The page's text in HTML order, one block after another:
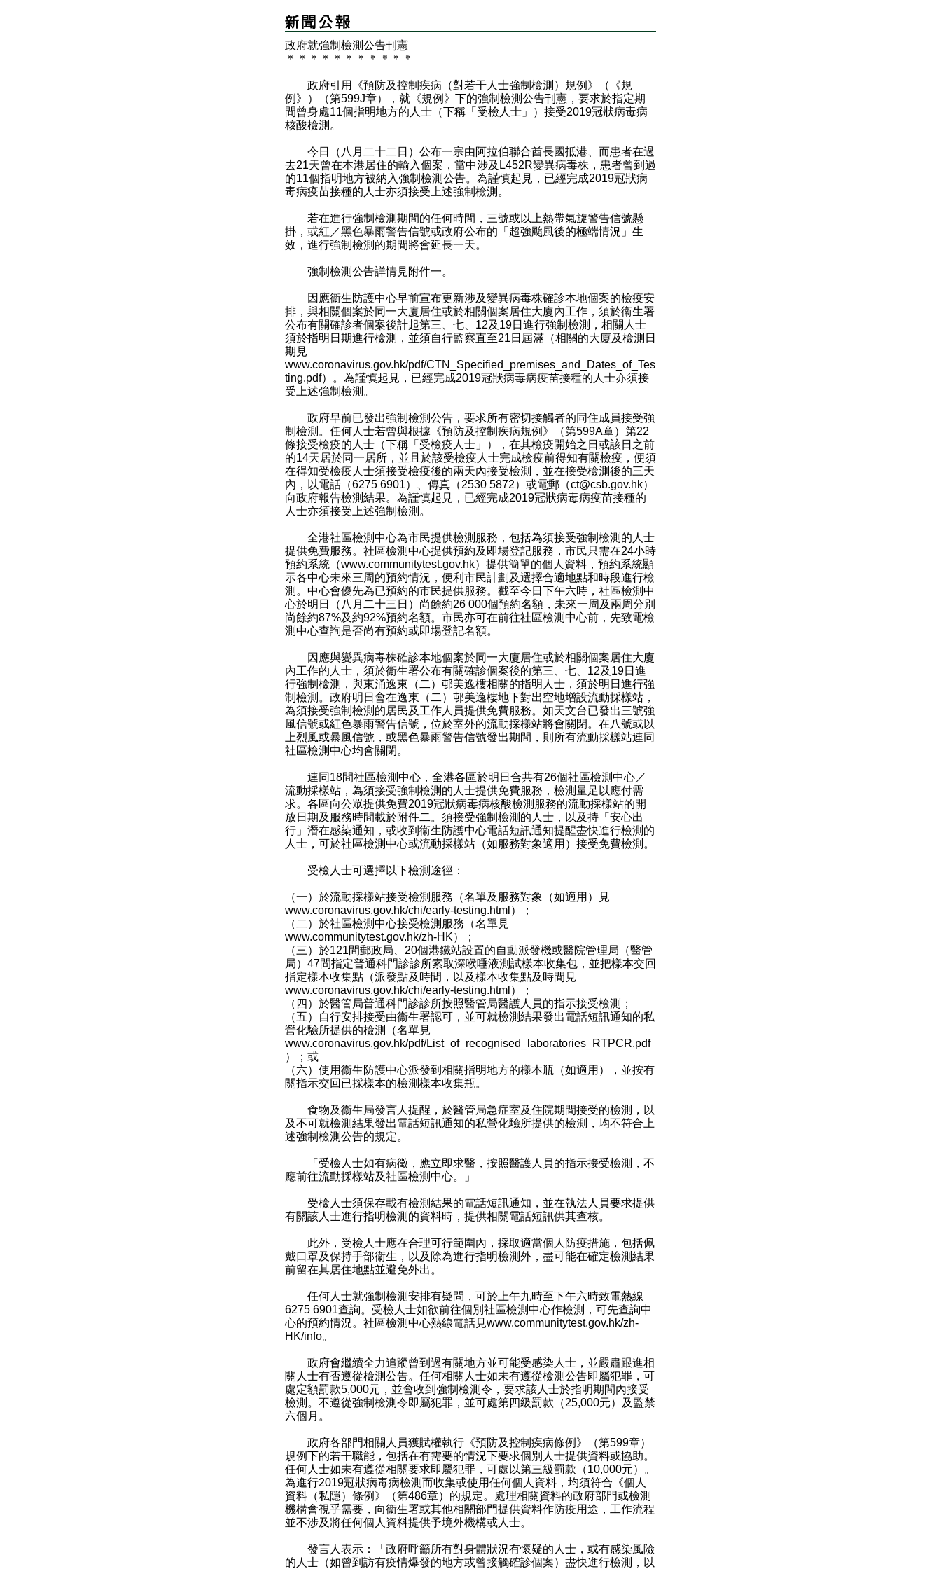
政府就強制檢測公告刊憲
＊
＊ ＊ ＊ ＊ ＊ ＊ ＊ ＊ ＊ ＊
​政府引用《預防及控制疾病（對若干人士強制檢測）規例》（《規
例》）（第599J章），就《規例》下的強制檢測公告刊憲，要求於指定期
間曾身處11個指明地方的人士（下稱「受檢人士」）接受2019冠狀病毒病
核酸檢測。
今日（八月二十二日）公布一宗由阿拉伯聯合酋長國抵港、而患者在過
去21天曾在本港居住的輸入個案，當中涉及L452R變異病毒株，患者曾到過
的11個指明地方被納入強制檢測公告。為謹慎起見，已經完成2019冠狀病
毒病疫苗接種的人士亦須接受上述強制檢測。
若在進行強制檢測期間的任何時間，三號或以上熱帶氣旋警告信號懸
掛，或紅／黑色暴雨警告信號或政府公布的「超強颱風後的極端情況」生
效，進行強制檢測的期間將會延長一天。
強制檢測公告詳情見附件一。
因應衞生防護中心早前宣布更新涉及變異病毒株確診本地個案的檢疫安
排，與相關個案於同一大廈居住或於相關個案居住大廈內工作，須於衞生署
公布有關確診者個案後計起第三、七、12及19日進行強制檢測，相關人士
須於指明日期進行檢測，並須自行監察直至21日屆滿（相關的大廈及檢測日
期見
www.coronavirus.gov.hk/pdf/CTN_Specified_premises_and_Dates_of_Tes
ting.pdf）。為謹慎起見，已經完成2019冠狀病毒病疫苗接種的人士亦須接
受上述強制檢測。
政府早前已發出強制檢測公告，要求所有密切接觸者的同住成員接受強
制檢測。任何人士若曾與根據《預防及控制疾病規例》（第599A章）第22
條接受檢疫的人士（下稱「受檢疫人士」），在其檢疫開始之日或該日之前
的14天居於同一居所，並且於該受檢疫人士完成檢疫前得知有關檢疫，便須
在得知受檢疫人士須接受檢疫後的兩天內接受檢測，並在接受檢測後的三天
內，以電話（6275 6901）、傳真（2530 5872）或電郵（ct@csb.gov.hk）
向政府報告檢測結果。為謹慎起見，已經完成2019冠狀病毒病疫苗接種的
人士亦須接受上述強制檢測。
全港社區檢測中心為市民提供檢測服務，包括為須接受強制檢測的人士
提供免費服務。社區檢測中心提供預約及即場登記服務，市民只需在24小時
預約系統（www.communitytest.gov.hk）提供簡單的個人資料，預約系統顯
示各中心未來三周的預約情況，便利市民計劃及選擇合適地點和時段進行檢
測。中心會優先為已預約的市民提供服務。截至今日下午六時，社區檢測中
心於明日（八月二十三日）尚餘約26 000個預約名額，未來一周及兩周分別
尚餘約87%及約92%預約名額。市民亦可在前往社區檢測中心前，先致電檢
測中心查詢是否尚有預約或即場登記名額。
因應與變異病毒株確診本地個案於同一大廈居住或於相關個案居住大廈
內工作的人士，須於衞生署公布有關確診個案後的第三、七、12及19日進
行強制檢測，與東涌逸東（二）邨美逸樓相關的指明人士，須於明日進行強
制檢測。政府明日會在逸東（二）邨美逸樓地下對出空地增設流動採樣站，
為須接受強制檢測的居民及工作人員提供免費服務。如天文台已發出三號強
風信號或紅色暴雨警告信號，位於室外的流動採樣站將會關閉。在八號或以
上烈風或暴風信號，或黑色暴雨警告信號發出期間，則所有流動採樣站連同
社區檢測中心均會關閉。
連同18間社區檢測中心，全港各區於明日合共有26個社區檢測中心／
流動採樣站，為須接受強制檢測的人士提供免費服務，檢測量足以應付需
求。各區向公眾提供免費2019冠狀病毒病核酸檢測服務的流動採樣站的開
放日期及服務時間載於附件二。須接受強制檢測的人士，以及持「安心出
行」潛在感染通知，或收到衞生防護中心電話短訊通知提醒盡快進行檢測的
人士，可於社區檢測中心或流動採樣站（如服務對象適用）接受免費檢測。
受檢人士可選擇以下檢測途徑：
（一）於流動採樣站接受檢測服務（名單及服務對象（如適用）見
www.coronavirus.gov.hk/chi/early-testing.html ）；
（二）於社區檢測中心接受檢測服務（名單見
www.communitytest.gov.hk/zh-HK）；
（三）於121間郵政局、20個港鐵站設置的自動派發機或醫院管理局（醫管
局）47間指定普通科門診診所索取深喉唾液測試樣本收集包，並把樣本交回
指定樣本收集點（派發點及時間，以及樣本收集點及時間見
www.coronavirus.gov.hk/chi/early-testing.html ）；
（四）於醫管局普通科門診診所按照醫管局醫護人員的指示接受檢測；
（五）自行安排接受由衞生署認可，並可就檢測結果發出電話短訊通知的私
營化驗所提供的檢測（名單見
www.coronavirus.gov.hk/pdf/List_of_recognised_laboratories_RTPCR.pdf
）；或
（六）使用衞生防護中心派發到相關指明地方的樣本瓶（如適用），並按有
關指示交回已採樣本的檢測樣本收集瓶。
食物及衞生局發言人提醒，於醫管局急症室及住院期間接受的檢測，以
及不可就檢測結果發出電話短訊通知的私營化驗所提供的檢測，均不符合上
述強制檢測公告的規定。
「受檢人士如有病徵，應立即求醫，按照醫護人員的指示接受檢測，不
應前往流動採樣站及社區檢測中心。」
受檢人士須保存載有檢測結果的電話短訊通知，並在執法人員要求提供
有關該人士進行指明檢測的資料時，提供相關電話短訊供其查核。
此外，受檢人士應在合理可行範圍內，採取適當個人防疫措施，包括佩
戴口罩及保持手部衞生，以及除為進行指明檢測外，盡可能在確定檢測結果
前留在其居住地點並避免外出。
任何人士就強制檢測安排有疑問，可於上午九時至下午六時致電熱線
6275 6901查詢。受檢人士如欲前往個別社區檢測中心作檢測，可先查詢中
心的預約情況。社區檢測中心熱線電話見www.communitytest.gov.hk/zh-
HK/info。
政府會繼續全力追蹤曾到過有關地方並可能受感染人士，並嚴肅跟進相
關人士有否遵從檢測公告。任何相關人士如未有遵從檢測公告即屬犯罪，可
處定額罰款5,000元，並會收到強制檢測令，要求該人士於指明期間內接受
檢測。不遵從強制檢測令即屬犯罪，並可處第四級罰款（25,000元）及監禁
六個月。
政府各部門相關人員獲賦權執行《預防及控制疾病條例》（第599章）
規例下的若干職能，包括在有需要的情況下要求個別人士提供資料或協助。
任何人士如未有遵從相關要求即屬犯罪，可處以第三級罰款（10,000元）。
為進行2019冠狀病毒病檢測而收集或使用任何個人資料，均須符合《個人
資料（私隱）條例》（第486章）的規定。處理相關資料的政府部門或檢測
機構會視乎需要，向衞生署或其他相關部門提供資料作防疫用途，工作流程
並不涉及將任何個人資料提供予境外機構或人士。
發言人表示：「政府呼籲所有對身體狀況有懷疑的人士，或有感染風險
的人士（如曾到訪有疫情爆發的地方或曾接觸確診個案）盡快進行檢測，以